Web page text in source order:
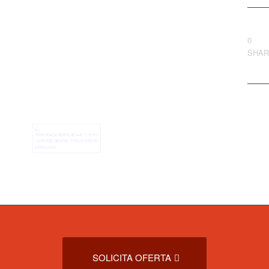
0
SOLICITA OFERTA